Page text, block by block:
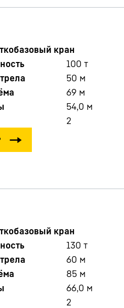
кран
100 т
50 м
69 м
54,0 м
2
кран
130 т
60 м
85 м
66,0 м
2